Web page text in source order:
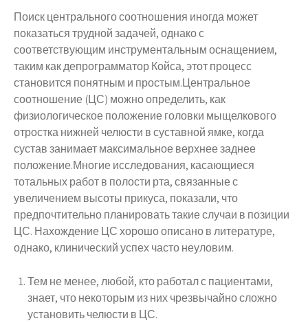
Поиск центрального соотношения иногда может
показаться трудной задачей, однако с
соответствующим инструментальным оснащением,
таким как депрограмматор Койса, этот процесс
становится понятным и простым.Центральное
соотношение (ЦС) можно определить, как
физиологическое положение головки мыщелкового
отростка нижней челюсти в суставной ямке, когда
сустав занимает максимальное верхнее заднее
положение.Многие исследования, касающиеся
тотальных работ в полости рта, связанные с
увеличением высоты прикуса, показали, что
предпочтительно планировать такие случаи в позиции
ЦС. Нахождение ЦС хорошо описано в литературе,
однако, клинический успех часто неуловим.
Тем не менее, любой, кто работал с пациентами,
знает, что некоторым из них чрезвычайно сложно
установить челюсти в ЦС.